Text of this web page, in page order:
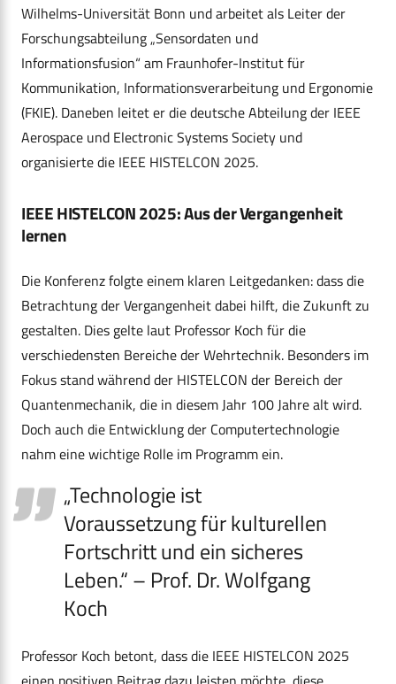
Wilhelms-Universität Bonn und arbeitet als Leiter der
Forschungsabteilung „Sensordaten und
Informationsfusion“ am Fraunhofer-Institut für
Kommunikation, Informationsverarbeitung und Ergonomie
(FKIE). Daneben leitet er die deutsche Abteilung der IEEE
Aerospace und Electronic Systems Society und
organisierte die IEEE HISTELCON 2025.
IEEE HISTELCON 2025: Aus der Vergangenheit
lernen
Die Konferenz folgte einem klaren Leitgedanken: dass die
Betrachtung der Vergangenheit dabei hilft, die Zukunft zu
gestalten. Dies gelte laut Professor Koch für die
verschiedensten Bereiche der Wehrtechnik. Besonders im
Fokus stand während der HISTELCON der Bereich der
Quantenmechanik, die in diesem Jahr 100 Jahre alt wird.
Doch auch die Entwicklung der Computertechnologie
nahm eine wichtige Rolle im Programm ein.
„Technologie ist
Voraussetzung für kulturellen
Fortschritt und ein sicheres
Leben.“ – Prof. Dr. Wolfgang
Koch
Professor Koch betont, dass die IEEE HISTELCON 2025